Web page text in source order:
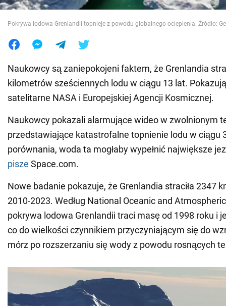
Jedzenie
Pokrywa lodowa Grenlandii topnieje z powodu globalnego ocieplenia. Źródło:
Naukowcy są zaniepokojeni faktem, że Grenlandia
kilometrów sześciennych lodu w ciągu 13 lat.
satelitarne NASA i Europejskiej Agencji Kosmicznej.
Naukowcy pokazali alarmujące wideo w zwolnionym
przedstawiające katastrofalne topnienie lodu w ciągu
porównania, woda ta mogłaby wypełnić największe
pisze Space.com.
Nowe badanie pokazuje, że Grenlandia straciła 2347
2010-2023. Według National Oceanic and
pokrywa lodowa Grenlandii traci masę od 1998 roku i
co do wielkości czynnikiem przyczyniającym się do
mórz po rozszerzaniu się wody z powodu rosnących